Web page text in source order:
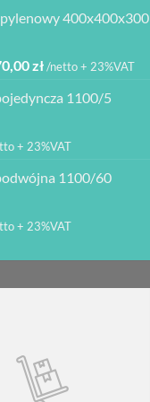
400x400x300
zł.
złAktualna
wynosi:
/netto + 23%VAT
1100/5
+ 23%VAT
1100/60
+ 23%VAT